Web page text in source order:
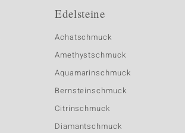
Edelsteine
Achatschmuck
Amethystschmuck
Aquamarinschmuck
Bernsteinschmuck
Citrinschmuck
Diamantschmuck